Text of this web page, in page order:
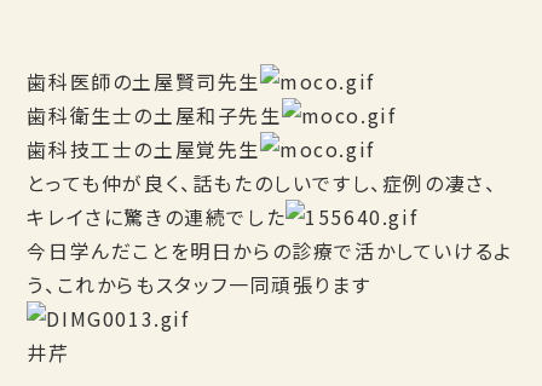
歯科医師の土屋賢司先生
歯科衛生士の土屋和子先生
歯科技工士の土屋覚先生
とっても仲が良く、話もたのしいですし、症例の凄さ、
キレイさに驚きの連続でした
今日学んだことを明日からの診療で活かしていけるよ
う、これからもスタッフ一同頑張ります
井芹